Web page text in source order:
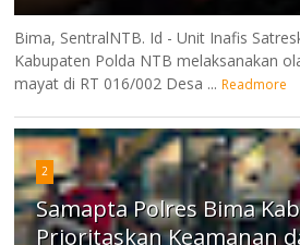
Bima, SentralNTB. Id - Unit Inafis
Kabupaten Polda NTB melaksanakan
mayat di RT 016/002 Desa ... Readmore
2
Samapta Polres Bima
Prioritaskan Keamanan